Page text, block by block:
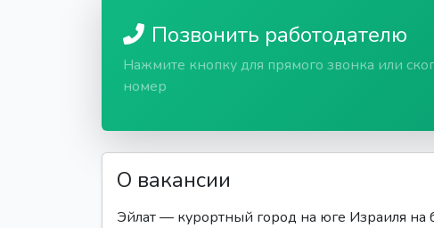
Позвонить работодателю
Нажмите кнопку для прямого звонка или
номер
О вакансии
Эйлат — курортный город на юге Израиля на